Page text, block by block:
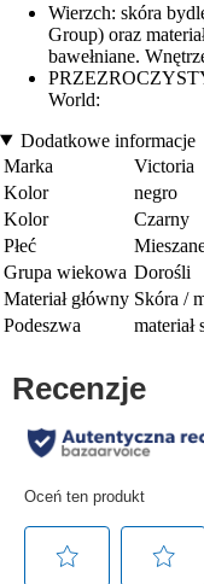
Wierzch: skóra
Group) oraz
bawełniane.
World:
Dodatkowe informacje
Marka
Victoria
Kolor
negro
Kolor
Czarny
Płeć
Grupa wiekowa Dorośli
Materiał główny Skóra /
Podeszwa
materiał